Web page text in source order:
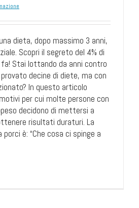
dieta, dopo massimo 3 anni,
Scopri il segreto del 4% di
Stai lottando da anni contro
provato decine di diete, ma con
In questo articolo
per cui molte persone con
decidono di mettersi a
risultati duraturi. La
è: “Che cosa ci spinge a